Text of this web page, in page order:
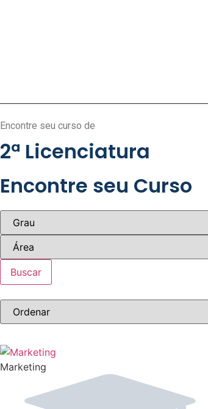
Encontre seu curso de
2ª Licenciatura
Encontre seu Curso
Buscar
Marketing